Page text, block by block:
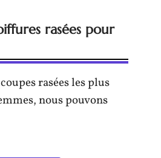
rasées pour
rasées les plus
nous pouvons